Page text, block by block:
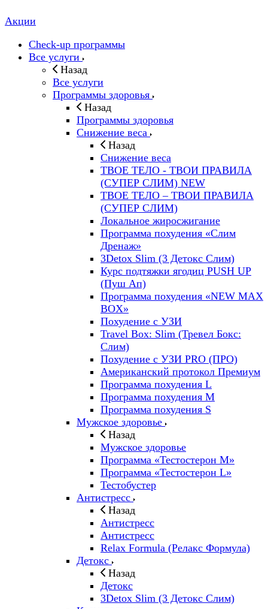
Акции
Check-up программы
Все услуги
Назад
Все услуги
Программы здоровья
Назад
Программы здоровья
Снижение веса
Назад
Снижение веса
ТВОЕ ТЕЛО - ТВОИ ПРАВИЛА
(СУПЕР СЛИМ) NEW
ТВОЕ ТЕЛО – ТВОИ ПРАВИЛА
(СУПЕР СЛИМ)
Локальное жиросжигание
Программа похудения «Слим
Дренаж»
3Detox Slim (3 Детокс Слим)
Курс подтяжки ягодиц PUSH UP
(Пуш Ап)
Программа похудения «NEW MAX
BOX»
Похудение с УЗИ
Travel Box: Slim (Тревел Бокс:
Слим)
Похудение с УЗИ PRO (ПРО)
Американский протокол Премиум
Программа похудения L
Программа похудения M
Программа похудения S
Мужское здоровье
Назад
Мужское здоровье
Программа «Тестостерон M»
Программа «Тестостерон L»
Тестобустер
Антистресс
Назад
Антистресс
Антистресс
Relax Formula (Релакс Формула)
Детокс
Назад
Детокс
3Detox Slim (3 Детокс Слим)